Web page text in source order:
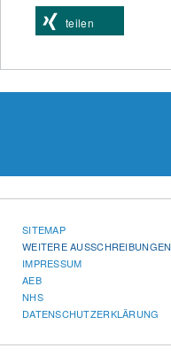
teilen
SITEMAP
WEITERE AUSSCHREIBUNGEN
IMPRESSUM
AEB
NHS
DATENSCHUTZERKLÄRUNG